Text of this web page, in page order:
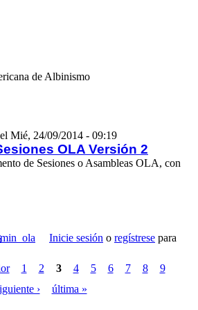
de Albinismo
el Mié, 24/09/2014 - 09:19
OLA Versión 2
de Sesiones o Asambleas OLA, con
de Sesiones OLA Versión 2
Inicie sesión o regístrese para
1 2 3 4 5 6 7 8
9
›
última »